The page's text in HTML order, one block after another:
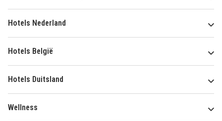
Hotels Nederland
Hotels België
Hotels Duitsland
Wellness